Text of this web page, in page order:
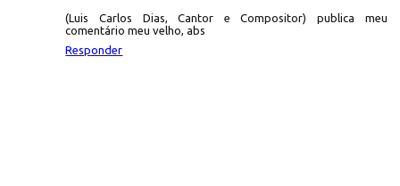
(Luis Carlos Dias, Cantor e Compositor) publica meu
comentário meu velho, abs
Responder